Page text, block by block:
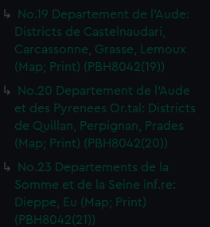
No.19 Departement de l'Aude:
Districts de Castelnaudari,
Carcassonne, Grasse, Lemoux
(Map; Print) (PBH8042(19))
No.20 Departement de l'Aude
et des Pyrenees Or.tal: Districts
de Quillan, Perpignan, Prades
(Map; Print) (PBH8042(20))
No.23 Departements de la
Somme et de la Seine inf.re:
Dieppe, Eu (Map; Print)
(PBH8042(21))